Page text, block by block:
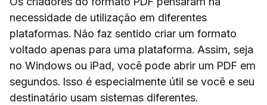
necessidade de utilização em diferentes
plataformas. Não faz sentido criar um formato
voltado apenas para uma plataforma. Assim, seja
no Windows ou iPad, você pode abrir um PDF em
segundos. Isso é especialmente útil se você e seu
destinatário usam sistemas diferentes.